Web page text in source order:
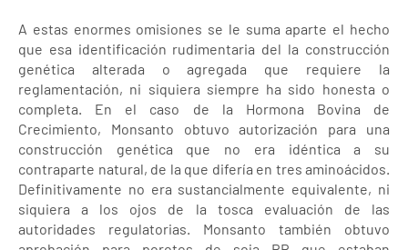
A estas enormes omisiones se le suma aparte el hecho
que esa identificación rudimentaria del la construcción
genética alterada o agregada que requiere la
reglamentación, ni siquiera siempre ha sido honesta o
completa. En el caso de la Hormona Bovina de
Crecimiento, Monsanto obtuvo autorización para una
construcción genética que no era idéntica a su
contraparte natural, de la que difería en tres aminoácidos.
Definitivamente no era sustancialmente equivalente, ni
siquiera a los ojos de la tosca evaluación de las
autoridades regulatorias. Monsanto también obtuvo